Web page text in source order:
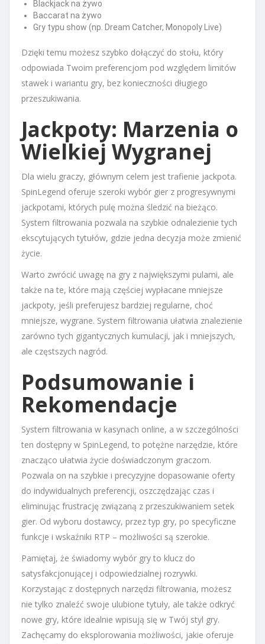
Blackjack na żywo
Baccarat na żywo
Gry typu show (np. Dream Catcher, Monopoly Live)
Dzięki temu możesz szybko dołączyć do stołu, który
odpowiada Twoim preferencjom pod względem limitów
stawek i wariantu gry, bez konieczności długiego
przeszukiwania.
Jackpoty: Marzenia o
Wielkiej Wygranej
Dla wielu graczy, głównym celem jest trafienie jackpota.
SpinLegend oferuje szeroki wybór gier z progresywnymi
jackpotami, których pulę można śledzić na bieżąco.
System filtrowania pozwala na szybkie odnalezienie tych
ekscytujących tytułów, gdzie jedna decyzja może zmienić
życie.
Warto zwrócić uwagę na gry z największymi pulami, ale
także na te, które mają częściej wypłacane mniejsze
jackpoty, jeśli preferujesz bardziej regularne, choć
mniejsze, wygrane. System filtrowania ułatwia znalezienie
zarówno tych gigantycznych kumulacji, jak i mniejszych,
ale częstszych nagród.
Podsumowanie i
Rekomendacje
System filtrowania w kasynach online, a w szczególności
ten dostępny w SpinLegend, to potężne narzędzie, które
znacząco ułatwia życie doświadczonym graczom.
Pozwala on na szybkie i precyzyjne dopasowanie oferty
do indywidualnych preferencji, oszczędzając czas i
eliminując frustrację związaną z przeszukiwaniem setek
gier. Od wyboru dostawcy, przez typ gry, po specyficzne
funkcje i wskaźniki RTP – możliwości są szerokie.
Pamiętaj, że świadomy wybór gry to klucz do
satysfakcjonującej i odpowiedzialnej rozrywki.
Korzystając z dostępnych narzędzi filtrowania, możesz
nie tylko znaleźć swoje ulubione tytuły, ale także odkryć
nowe gry, które idealnie wpisują się w Twój styl gry.
Zachęcamy do eksplorowania możliwości, jakie oferuje